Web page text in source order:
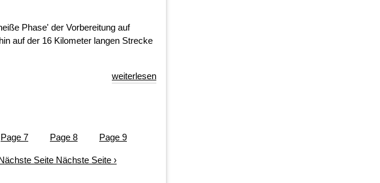
Phase' der Vorbereitung auf
auf der 16 Kilometer langen Strecke
weiterlesen
Page 7 Page 8 Page 9
Seite Nächste Seite ›